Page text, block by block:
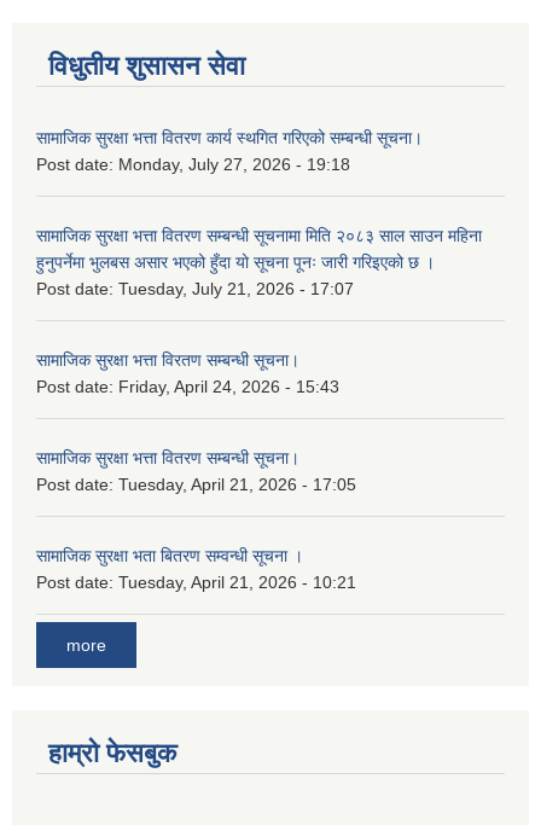
विधुतीय शुसासन सेवा
सामाजिक सुरक्षा भत्ता वितरण कार्य स्थगित गरिएको सम्बन्धी सूचना।
Post date: Monday, July 27, 2026 - 19:18
सामाजिक सुरक्षा भत्ता वितरण सम्बन्धी सूचनामा मिति २०८३ साल साउन महिना
हुनुपर्नेमा भुलबस असार भएको हुँदा यो सूचना पूनः जारी गरिइएको छ ।
Post date: Tuesday, July 21, 2026 - 17:07
सामाजिक सुरक्षा भत्ता विरतण सम्बन्धी सूचना।
Post date: Friday, April 24, 2026 - 15:43
सामाजिक सुरक्षा भत्ता वितरण सम्‍बन्धी सूचना।
Post date: Tuesday, April 21, 2026 - 17:05
सामाजिक सुरक्षा भता बितरण सम्वन्धी सूचना ।
Post date: Tuesday, April 21, 2026 - 10:21
more
हाम्रो फेसबुक